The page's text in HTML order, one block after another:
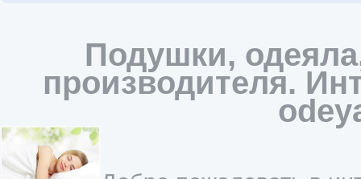
Подушки,
производителя.